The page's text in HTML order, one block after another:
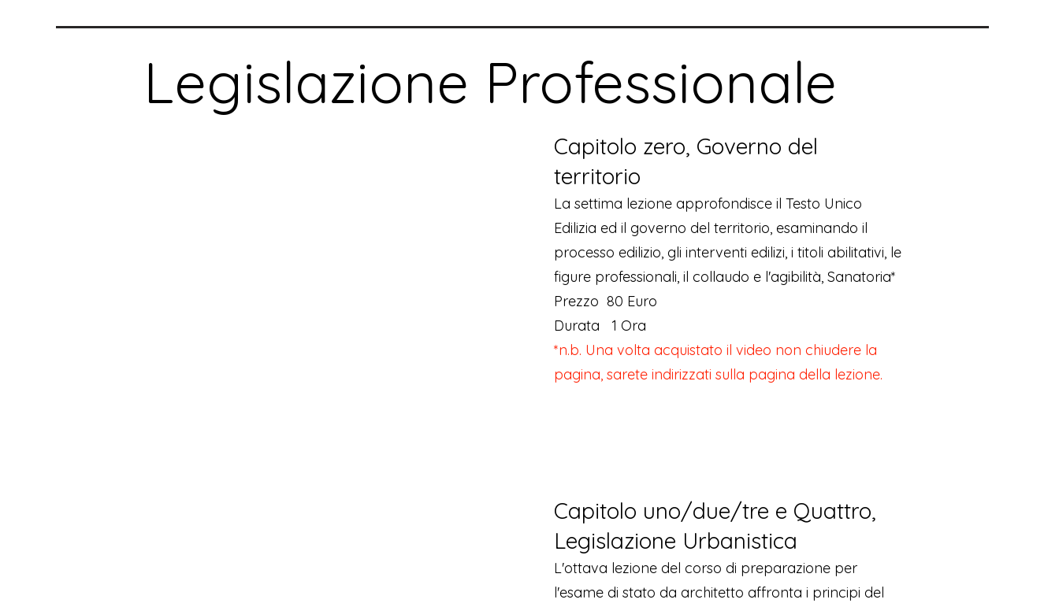
Legislazione Professionale
Capitolo zero, Governo del
territorio
La settima lezione approfondisce il Testo Unico
Edilizia ed il governo del territorio, esaminando il
processo edilizio, gli interventi edilizi, i titoli abilitativi, le
figure professionali, il collaudo e l'agibilità, Sanatoria*
Prezzo 80 Euro
Durata 1 Ora
*n.b. Una volta acquistato il video non chiudere la
pagina, sarete indirizzati sulla pagina della lezione.
Capitolo uno/due/tre e Quattro,
Legislazione Urbanistica
L'ottava lezione del corso di preparazione per
l'esame di stato da architetto affronta i principi del